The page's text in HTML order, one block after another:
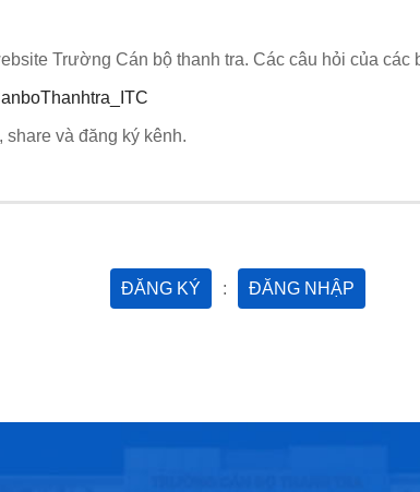
Trường Cán bộ thanh tra. Các câu hỏi của
và đăng ký kênh.
ĐĂNG KÝ : ĐĂNG NHẬP